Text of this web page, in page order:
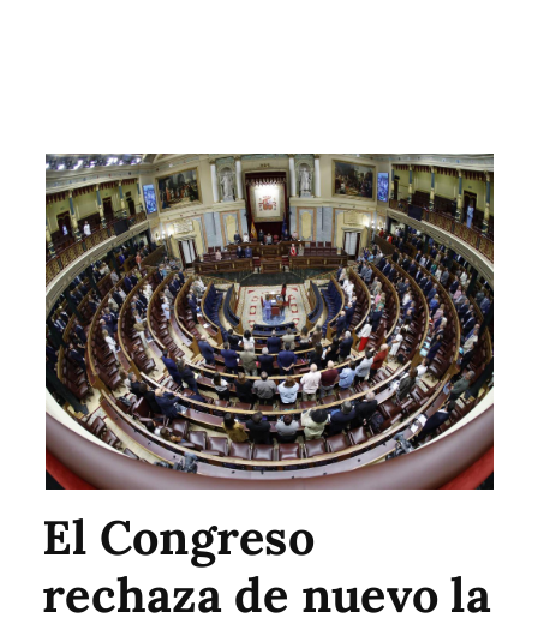
El Congreso
rechaza de nuevo la